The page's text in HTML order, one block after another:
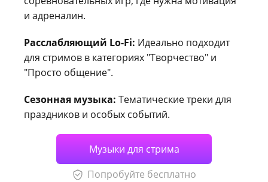
и адреналин.
Расслабляющий Lo-Fi: Идеально подходит
для стримов в категориях "Творчество" и
"Просто общение".
Сезонная музыка: Тематические треки для
праздников и особых событий.
Музыки для стрима
Попробуйте бесплатно